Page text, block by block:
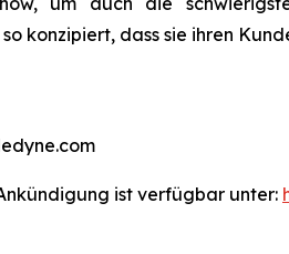
so konzipiert, dass sie ihren
ist verfügbar unter: